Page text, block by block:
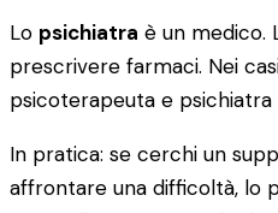
Lo psichiatra è un medico.
prescrivere farmaci. Nei
psicoterapeuta e psichiatra
In pratica: se cerchi un
affrontare una difficoltà, lo